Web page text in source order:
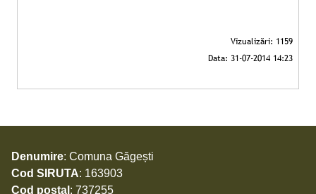
Denumire: Comuna Găgești
Cod SIRUTA: 163903
Cod poștal : 737255